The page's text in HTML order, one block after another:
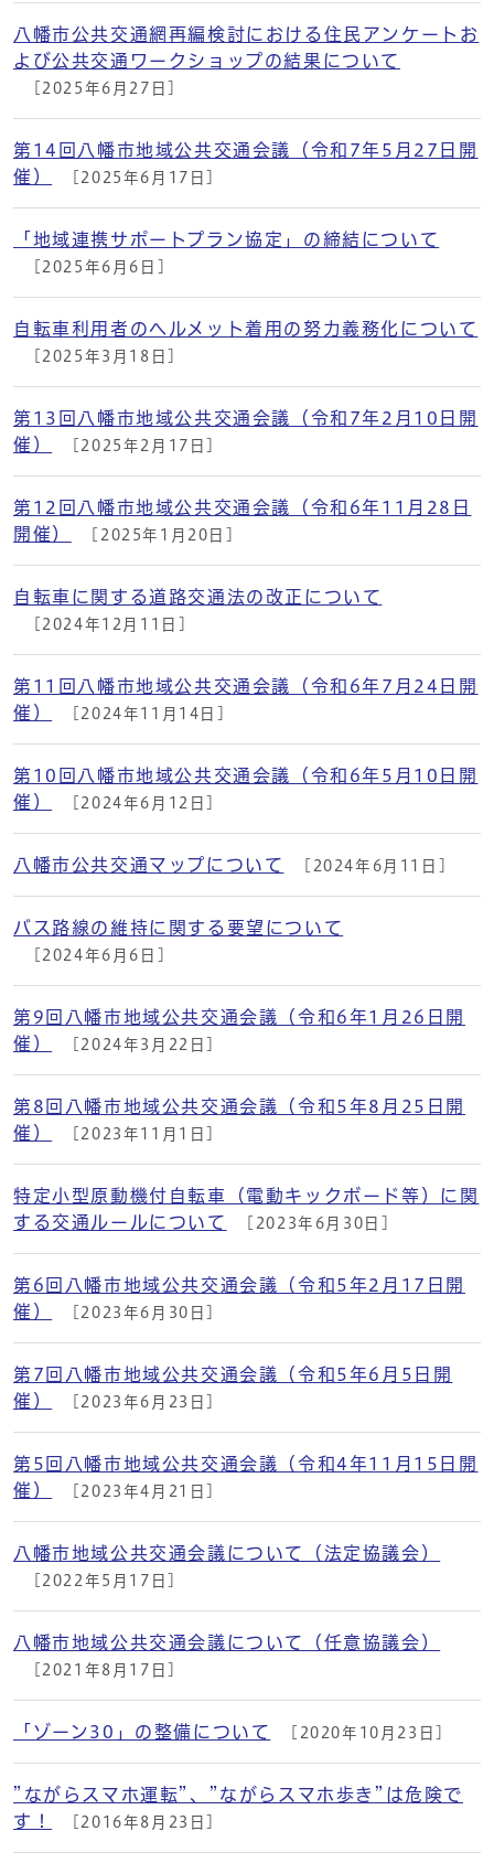
八幡市公共交通網再編検討における住民アンケートお
よび公共交通ワークショップの結果について
[2025年6月27日]
第14回八幡市地域公共交通会議（令和7年5月27日開
催）
[2025年6月17日]
「地域連携サポートプラン協定」の締結について
[2025年6月6日]
自転車利用者のヘルメット着用の努力義務化について
[2025年3月18日]
第13回八幡市地域公共交通会議（令和7年2月10日開
催）
[2025年2月17日]
第12回八幡市地域公共交通会議（令和6年11月28日
開催）
[2025年1月20日]
自転車に関する道路交通法の改正について
[2024年12月11日]
第11回八幡市地域公共交通会議（令和6年7月24日開
催）
[2024年11月14日]
第10回八幡市地域公共交通会議（令和6年5月10日開
催）
[2024年6月12日]
八幡市公共交通マップについて [2024年6月11日]
バス路線の維持に関する要望について
[2024年6月6日]
第9回八幡市地域公共交通会議（令和6年1月26日開
催）
[2024年3月22日]
第8回八幡市地域公共交通会議（令和5年8月25日開
催）
[2023年11月1日]
特定小型原動機付自転車（電動キックボード等）に関
する交通ルールについて
[2023年6月30日]
第6回八幡市地域公共交通会議（令和5年2月17日開
催）
[2023年6月30日]
第7回八幡市地域公共交通会議（令和5年6月5日開
催）
[2023年6月23日]
第5回八幡市地域公共交通会議（令和4年11月15日開
催）
[2023年4月21日]
八幡市地域公共交通会議について（法定協議会）
[2022年5月17日]
八幡市地域公共交通会議について（任意協議会）
[2021年8月17日]
「ゾーン30」の整備について [2020年10月23日]
”ながらスマホ運転”、”ながらスマホ歩き”は危険で
す！
[2016年8月23日]